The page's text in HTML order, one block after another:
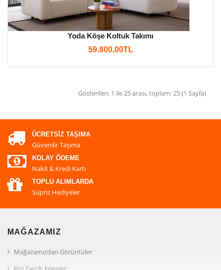
Yoda Köşe Koltuk Takımı
59.800,00TL
Gösterilen: 1 ile 25 arası, toplam: 25 (1 Sayfa)
ÜCRETSIZ TAŞIMA
Güvenilir Taşıma
KOLAY ÖDEME
Nakit & Kredi Kartı
TOPLU ALIMLARDA
Süpriz Hediyeler
MAĞAZAMIZ
Mağazamızdan Görüntüler